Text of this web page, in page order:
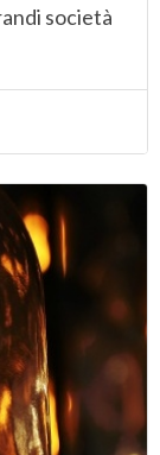
società